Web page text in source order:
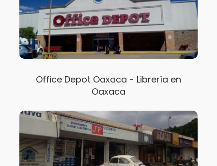
Office Depot Oaxaca - Librería en
Oaxaca